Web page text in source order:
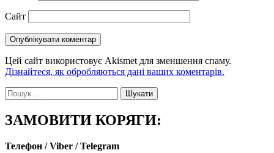
Сайт
Цей сайт використовує Akismet для зменшення спаму.
Дізнайтеся, як обробляються дані ваших коментарів.
Пошук:
ЗАМОВИТИ КОРЯГИ:
Телефон / Viber / Telegram